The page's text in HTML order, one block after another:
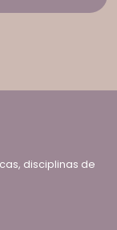
disciplinas de